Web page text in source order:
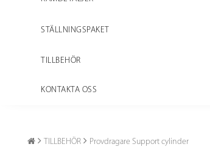
STÄLLNINGSPAKET
TILLBEHÖR
KONTAKTA OSS
TILLBEHÖR Provdragare Support cylinder